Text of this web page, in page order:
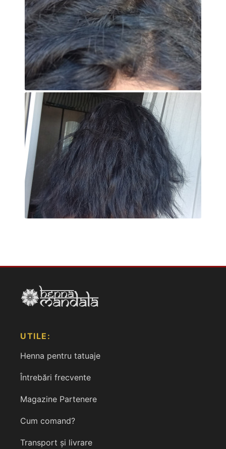
UTILE:
Henna pentru tatuaje
Întrebări frecvente
Magazine Partenere
Cum comand?
Transport și livrare